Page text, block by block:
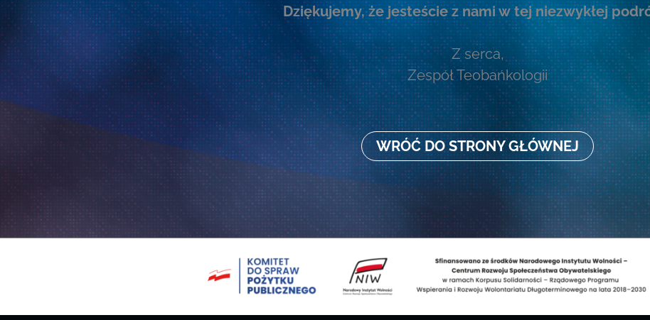
Dziękujemy, że jesteście z nami w tej niezwykłej
Z serca,
Zespół Teobańkologii
WRÓĆ DO STRONY GŁÓWNEJ